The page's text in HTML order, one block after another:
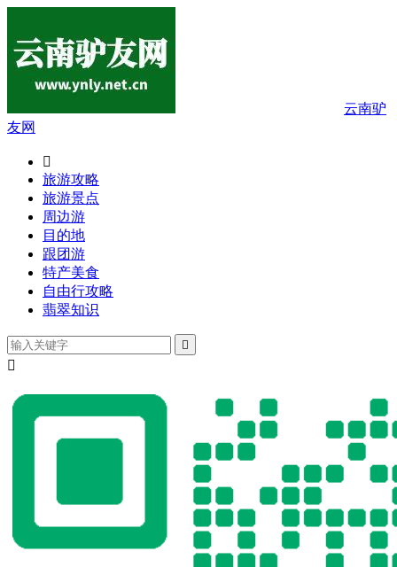
云南驴
友网

旅游攻略
旅游景点
周边游
目的地
跟团游
特产美食
自由行攻略
翡翠知识

